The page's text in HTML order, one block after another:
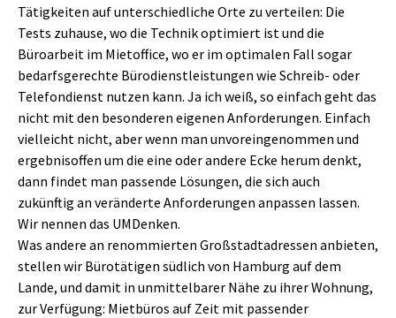
Tätigkeiten auf unterschiedliche Orte zu verteilen: Die
Tests zuhause, wo die Technik optimiert ist und die
Büroarbeit im Mietoffice, wo er im optimalen Fall sogar
bedarfsgerechte Bürodienstleistungen wie Schreib- oder
Telefondienst nutzen kann. Ja ich weiß, so einfach geht das
nicht mit den besonderen eigenen Anforderungen. Einfach
vielleicht nicht, aber wenn man unvoreingenommen und
ergebnisoffen um die eine oder andere Ecke herum denkt,
dann findet man passende Lösungen, die sich auch
zukünftig an veränderte Anforderungen anpassen lassen.
Wir nennen das UMDenken.
Was andere an renommierten Großstadtadressen anbieten,
stellen wir Bürotätigen südlich von Hamburg auf dem
Lande, und damit in unmittelbarer Nähe zu ihrer Wohnung,
zur Verfügung: Mietbüros auf Zeit mit passender